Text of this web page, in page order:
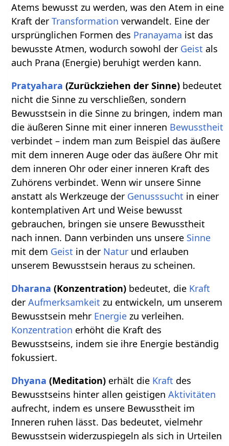
Atems bewusst zu werden, was den Atem in eine
Kraft derTransformation verwandelt. Eine der
ursprünglichen Formen des Pranayama ist das
bewusste Atmen, wodurch sowohl der Geist als
auch Prana (Energie) beruhigt werden kann.
Pratyahara (Zurückziehen der Sinne) bedeutet
nicht die Sinne zu verschließen, sondern
Bewusstsein in die Sinne zu bringen, indem man
die äußeren Sinne mit einer inneren Bewusstheit
verbindet – indem man zum Beispiel das äußere
mit dem inneren Auge oder das äußere Ohr mit
dem inneren Ohr oder einer inneren Kraft des
Zuhörens verbindet. Wenn wir unsere Sinne
anstatt als Werkzeuge der Genusssucht in einer
kontemplativen Art und Weise bewusst
gebrauchen, bringen sie unsere Bewusstheit
nach innen. Dann verbinden uns unsere Sinne
mit dem Geist in der Natur und erlauben
unserem Bewusstsein heraus zu scheinen.
Dharana (Konzentration) bedeutet, die Kraft
derAufmerksamkeit zu entwickeln, um unserem
Bewusstsein mehr Energie zu verleihen.
Konzentration erhöht die Kraft des
Bewusstseins, indem sie ihre Energie beständig
fokussiert.
Dhyana (Meditation) erhält die Kraft des
Bewusstseins hinter allen geistigenAktivitäten
aufrecht, indem es unsere Bewusstheit im
Inneren ruhen lässt. Das bedeutet, vielmehr
Bewusstsein widerzuspiegeln als sich in Urteilen